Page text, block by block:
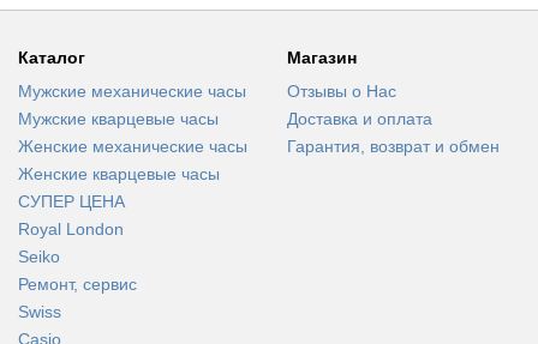
Каталог
Мужские механические часы
Мужские кварцевые часы
Женские механические часы
Женские кварцевые часы
СУПЕР ЦЕНА
Royal London
Seiko
Ремонт, сервис
Swiss
Casio
Магазин
Отзывы о Нас
Доставка и оплата
Гарантия, возврат и обмен